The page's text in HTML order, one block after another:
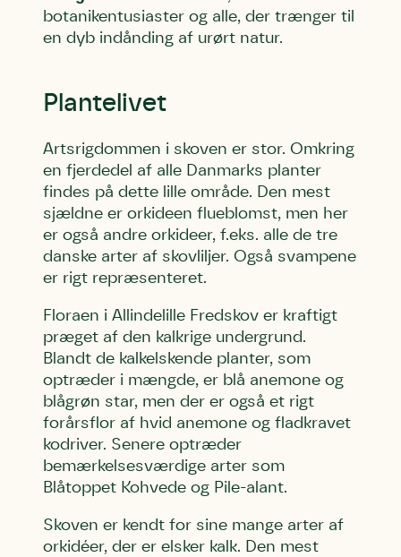
botanikentusiaster og alle, der trænger til
en dyb indånding af urørt natur.
Plantelivet
Artsrigdommen i skoven er stor. Omkring
en fjerdedel af alle Danmarks planter
findes på dette lille område. Den mest
sjældne er orkideen flueblomst, men her
er også andre orkideer, f.eks. alle de tre
danske arter af skovliljer. Også svampene
er rigt repræsenteret.
Floraen i Allindelille Fredskov er kraftigt
præget af den kalkrige undergrund.
Blandt de kalkelskende planter, som
optræder i mængde, er blå anemone og
blågrøn star, men der er også et rigt
forårsflor af hvid anemone og fladkravet
kodriver. Senere optræder
bemærkelsesværdige arter som
Blåtoppet Kohvede og Pile-alant.
Skoven er kendt for sine mange arter af
orkidéer, der er elsker kalk. Den mest